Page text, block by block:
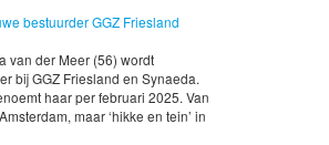
bestuurder GGZ Friesland
van der Meer (56) wordt
bij GGZ Friesland en Synaeda.
haar per februari 2025. Van
maar ‘hikke en tein’ in